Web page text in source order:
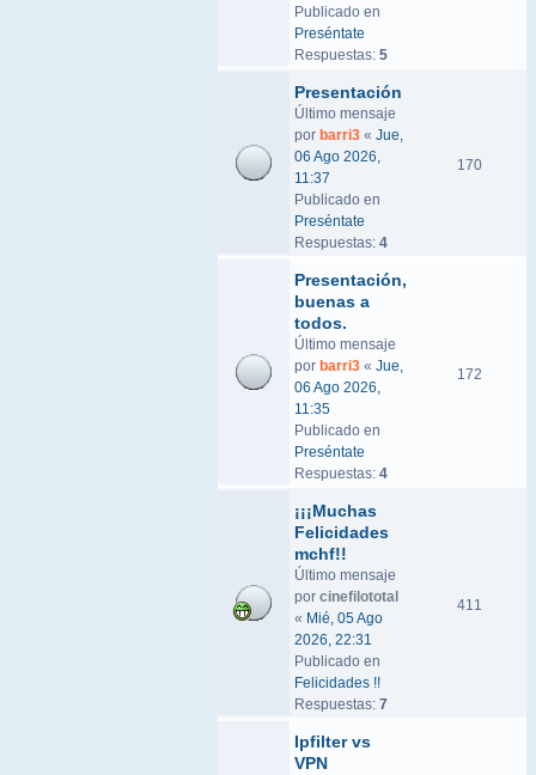
Publicado en
Preséntate
Respuestas: 5
Presentación
Último mensaje
por barri3 « Jue,
06 Ago 2026,
11:37
Publicado en
Preséntate
Respuestas: 4
170
Presentación,
buenas a
todos.
Último mensaje
por barri3 « Jue,
06 Ago 2026,
11:35
Publicado en
Preséntate
Respuestas: 4
172
¡¡¡Muchas
Felicidades
mchf!!
Último mensaje
por cinefilototal
« Mié, 05 Ago
2026, 22:31
Publicado en
Felicidades !!
Respuestas: 7
411
Ipfilter vs
VPN